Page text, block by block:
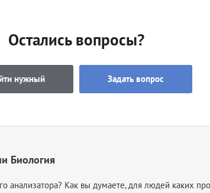
Остались вопросы?
нужный Задать вопрос
Биология
анализатора? Как вы думаете, для людей каких